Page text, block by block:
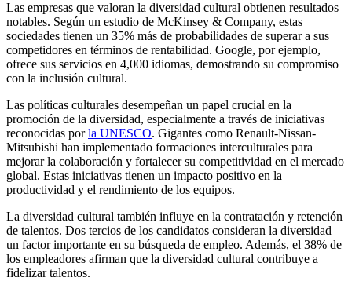
Las empresas que valoran la diversidad cultural obtienen resultados
notables. Según un estudio de McKinsey & Company, estas
sociedades tienen un 35% más de probabilidades de superar a sus
competidores en términos de rentabilidad. Google, por ejemplo,
ofrece sus servicios en 4,000 idiomas, demostrando su compromiso
con la inclusión cultural.
Las políticas culturales desempeñan un papel crucial en la
promoción de la diversidad, especialmente a través de iniciativas
reconocidas porla UNESCO. Gigantes como Renault-Nissan-
Mitsubishi han implementado formaciones interculturales para
mejorar la colaboración y fortalecer su competitividad en el mercado
global. Estas iniciativas tienen un impacto positivo en la
productividad y el rendimiento de los equipos.
La diversidad cultural también influye en la contratación y retención
de talentos. Dos tercios de los candidatos consideran la diversidad
un factor importante en su búsqueda de empleo. Además, el 38% de
los empleadores afirman que la diversidad cultural contribuye a
fidelizar talentos.